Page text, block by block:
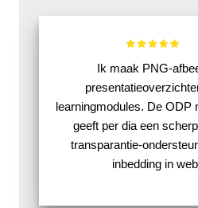
Ik maak PNG-
learningmodules. De ODP
geeft per dia een
transparantie-
inbedding in